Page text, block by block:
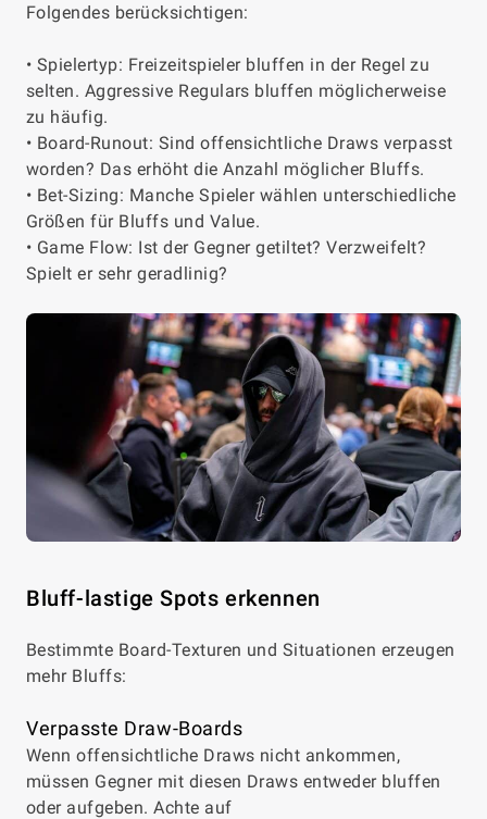
Folgendes berücksichtigen:
• Spielertyp: Freizeitspieler bluffen in der Regel zu
selten. Aggressive Regulars bluffen möglicherweise
zu häufig.
• Board-Runout: Sind offensichtliche Draws verpasst
worden? Das erhöht die Anzahl möglicher Bluffs.
• Bet-Sizing: Manche Spieler wählen unterschiedliche
Größen für Bluffs und Value.
• Game Flow: Ist der Gegner getiltet? Verzweifelt?
Spielt er sehr geradlinig?
Bluff-lastige Spots erkennen
Bestimmte Board-Texturen und Situationen erzeugen
mehr Bluffs:
Verpasste Draw-Boards
Wenn offensichtliche Draws nicht ankommen,
müssen Gegner mit diesen Draws entweder bluffen
oder aufgeben. Achte auf